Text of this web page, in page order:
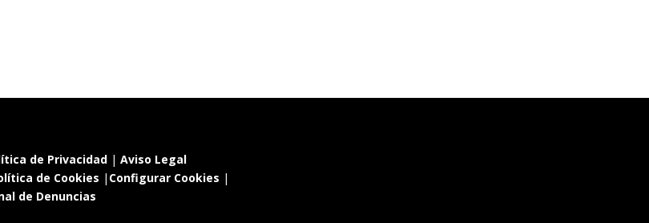
de Privacidad| Aviso Legal
de Cookies | Configurar Cookies |
de Denuncias